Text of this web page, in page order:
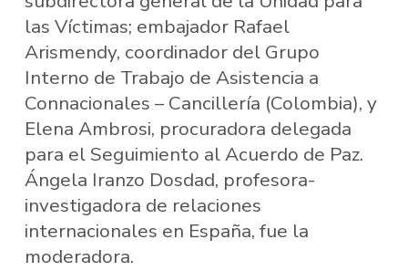
las Víctimas; embajador Rafael
Arismendy, coordinador del Grupo
Interno de Trabajo de Asistencia a
Connacionales – Cancillería (Colombia), y
Elena Ambrosi, procuradora delegada
para el Seguimiento al Acuerdo de Paz.
Ángela Iranzo Dosdad, profesora-
investigadora de relaciones
internacionales en España, fue la
moderadora.